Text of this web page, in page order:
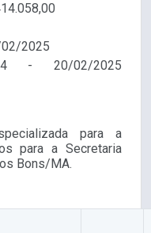
2025
- 20/02/2025
para a
para a Secretaria
Bons/MA.